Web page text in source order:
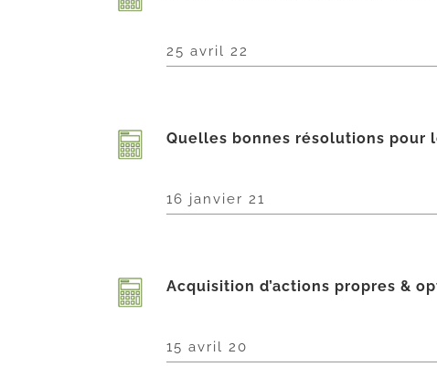
25 avril 22
Quelles bonnes résolutions pour
16 janvier 21
Acquisition d’actions propres &
15 avril 20